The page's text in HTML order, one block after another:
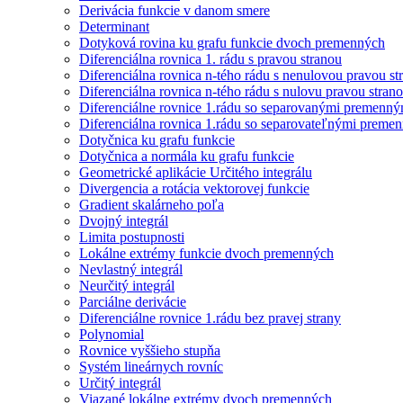
Derivácia funkcie v danom smere
Determinant
Dotyková rovina ku grafu funkcie dvoch premenných
Diferenciálna rovnica 1. rádu s pravou stranou
Diferenciálna rovnica n-tého rádu s nenulovou pravou
Diferenciálna rovnica n-tého rádu s nulovu pravou
Diferenciálne rovnice 1.rádu so separovanými
Diferenciálna rovnica 1.rádu so separovateľnými
Dotyčnica ku grafu funkcie
Dotyčnica a normála ku grafu funkcie
Geometrické aplikácie Určitého integrálu
Divergencia a rotácia vektorovej funkcie
Gradient skalárneho poľa
Dvojný integrál
Limita postupnosti
Lokálne extrémy funkcie dvoch premenných
Nevlastný integrál
Neurčitý integrál
Parciálne derivácie
Diferenciálne rovnice 1.rádu bez pravej strany
Polynomial
Rovnice vyššieho stupňa
Systém lineárnych rovníc
Určitý integrál
Viazané lokálne extrémy dvoch premenných